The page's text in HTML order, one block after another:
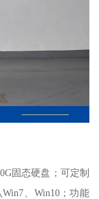
固态硬盘；可定制
、Win10；功能